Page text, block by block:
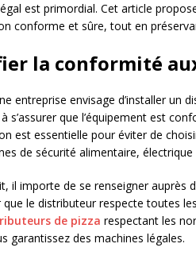
est primordial. Cet article
conforme et sûre, tout en
la conformité
entreprise envisage d’installer
s’assurer que l’équipement est
est essentielle pour éviter de
de sécurité alimentaire, électrique
il importe de se renseigner
que le distributeur respecte toutes
de pizza respectant les
garantissez des machines légales.